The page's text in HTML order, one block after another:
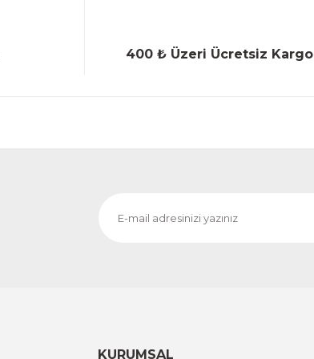
400 ₺ Üzeri Ücretsiz Kargo
KURUMSAL